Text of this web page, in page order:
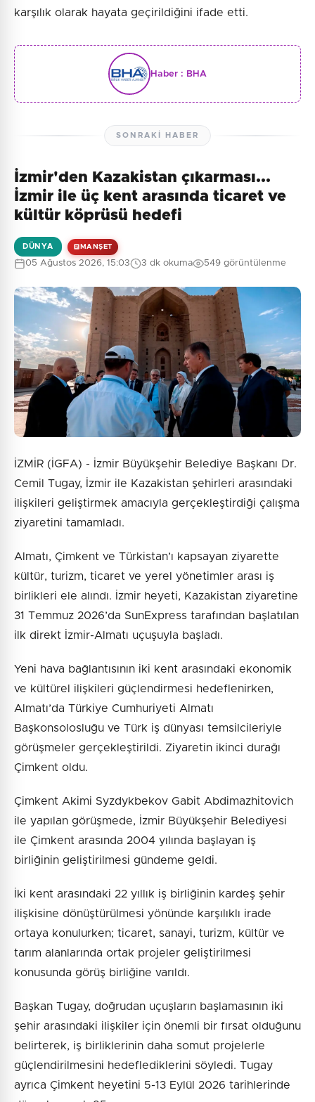
karşılık olarak hayata geçirildiğini ifade etti.
Haber : BHA
SONRAKI HABER
İzmir'den Kazakistan çıkarması...
İzmir ile üç kent arasında ticaret ve
kültür köprüsü hedefi
DÜNYA MANŞET
05 Ağustos 2026, 15:03 3 dk okuma 549 görüntülenme
İZMİR (İGFA) - İzmir Büyükşehir Belediye Başkanı Dr.
Cemil Tugay, İzmir ile Kazakistan şehirleri arasındaki
ilişkileri geliştirmek amacıyla gerçekleştirdiği çalışma
ziyaretini tamamladı.
Almatı, Çimkent ve Türkistan’ı kapsayan ziyarette
kültür, turizm, ticaret ve yerel yönetimler arası iş
birlikleri ele alındı. İzmir heyeti, Kazakistan ziyaretine
31 Temmuz 2026’da SunExpress tarafından başlatılan
ilk direkt İzmir-Almatı uçuşuyla başladı.
Yeni hava bağlantısının iki kent arasındaki ekonomik
ve kültürel ilişkileri güçlendirmesi hedeflenirken,
Almatı’da Türkiye Cumhuriyeti Almatı
Başkonsolosluğu ve Türk iş dünyası temsilcileriyle
görüşmeler gerçekleştirildi. Ziyaretin ikinci durağı
Çimkent oldu.
Çimkent Akimi Syzdykbekov Gabit Abdimazhitovich
ile yapılan görüşmede, İzmir Büyükşehir Belediyesi
ile Çimkent arasında 2004 yılında başlayan iş
birliğinin geliştirilmesi gündeme geldi.
İki kent arasındaki 22 yıllık iş birliğinin kardeş şehir
ilişkisine dönüştürülmesi yönünde karşılıklı irade
ortaya konulurken; ticaret, sanayi, turizm, kültür ve
tarım alanlarında ortak projeler geliştirilmesi
konusunda görüş birliğine varıldı.
Başkan Tugay, doğrudan uçuşların başlamasının iki
şehir arasındaki ilişkiler için önemli bir fırsat olduğunu
belirterek, iş birliklerinin daha somut projelerle
güçlendirilmesini hedeflediklerini söyledi. Tugay
ayrıca Çimkent heyetini 5-13 Eylül 2026 tarihlerinde